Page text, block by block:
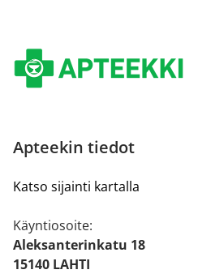
Apteekin tiedot
Katso sijainti kartalla
Käyntiosoite:
Aleksanterinkatu 18
15140 LAHTI